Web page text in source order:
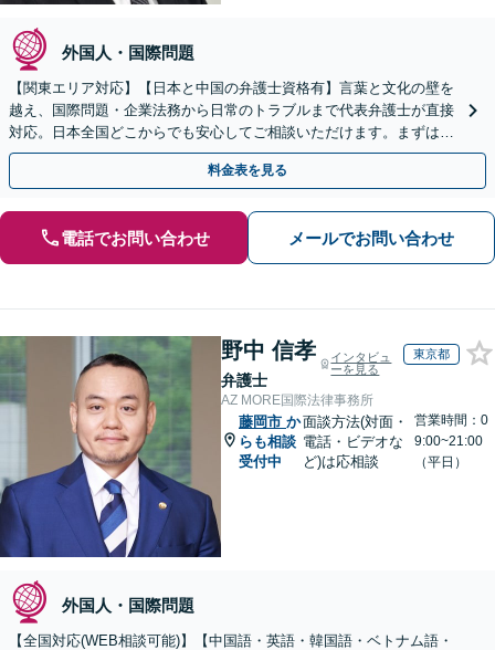
外国人・国際問題
【関東エリア対応】【日本と中国の弁護士資格有】言葉と文化の壁を
越え、国際問題・企業法務から日常のトラブルまで代表弁護士が直接
対応。日本全国どこからでも安心してご相談いただけます。まずは一
歩を踏み出してみませんか。【初回相談無料】
料金表を見る
電話でお問い合わせ メールでお問い合わせ
野中 信孝
弁護士
インタビュ
ーを見る
東京都
AZ MORE国際法律事務所
藤岡市 か
らも相談
受付中
面談方法(対面・
電話・ビデオな
ど)は応相談
営業時間：0
9:00~21:00
（平日）
外国人・国際問題
【全国対応(WEB相談可能)】【中国語・英語・韓国語・ベトナム語・